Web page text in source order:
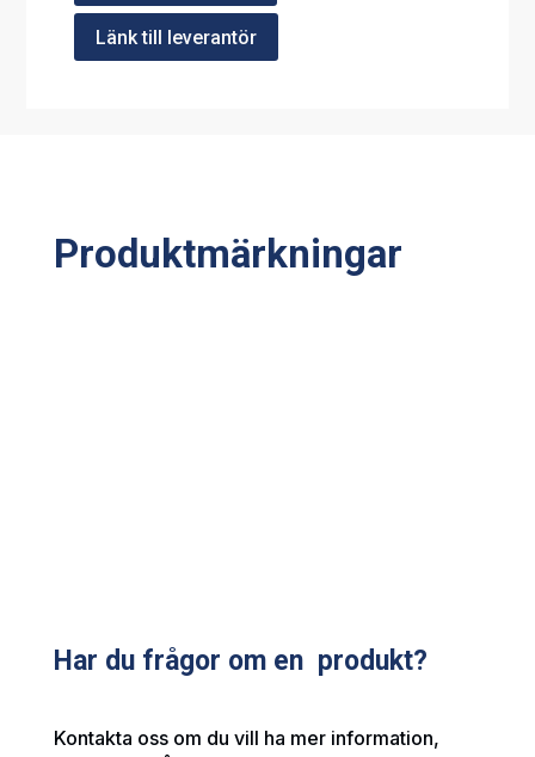
Länk till leverantör
Produktmärkningar
Har du frågor om en produkt?
Kontakta oss om du vill ha mer information,